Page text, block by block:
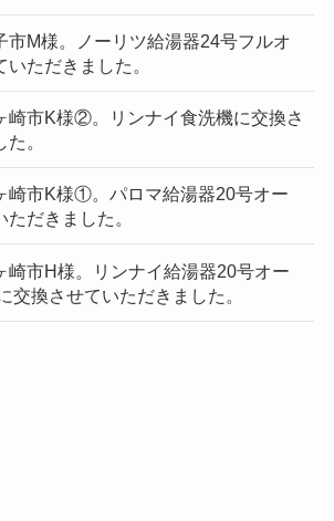
市M様。ノーリツ給湯器24号フルオ
ただきました。
崎市K様②。リンナイ食洗機に交換さ
。
崎市K様①。パロマ給湯器20号オー
ただきました。
崎市H様。リンナイ給湯器20号オー
交換させていただきました。